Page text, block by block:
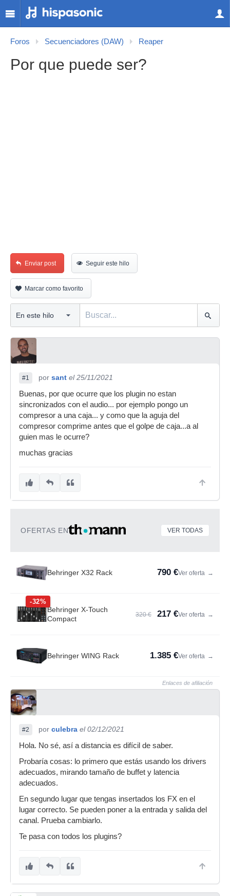
Foros Secuenciadores (DAW) Reaper
Por que puede ser?
Enviar post Seguir este hilo
Marcar como favorito
#1 por sant el 25/11/2021
Buenas, por que ocurre que los plugin no estan
sincronizados con el audio... por ejemplo pongo un
compresor a una caja... y como que la aguja del
compresor comprime antes que el golpe de caja...a al
guien mas le ocurre?
muchas gracias
OFERTAS EN VER TODAS
Behringer X32 Rack 790 €Ver oferta →
-32%
Behringer X-Touch
Compact
320 € 217 €Ver oferta →
Behringer WING Rack 1.385 €Ver oferta →
Enlaces de afiliación
#2 por culebra el 02/12/2021
Hola. No sé, así a distancia es difícil de saber.
Probaría cosas: lo primero que estás usando los drivers
adecuados, mirando tamaño de buffet y latencia
adecuados.
En segundo lugar que tengas insertados los FX en el
lugar correcto. Se pueden poner a la entrada y salida del
canal. Prueba cambiarlo.
Te pasa con todos los plugins?